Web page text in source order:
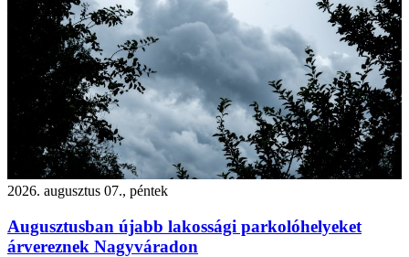
2026. augusztus 07., péntek
Augusztusban újabb lakossági parkolóhelyeket
árvereznek Nagyváradon